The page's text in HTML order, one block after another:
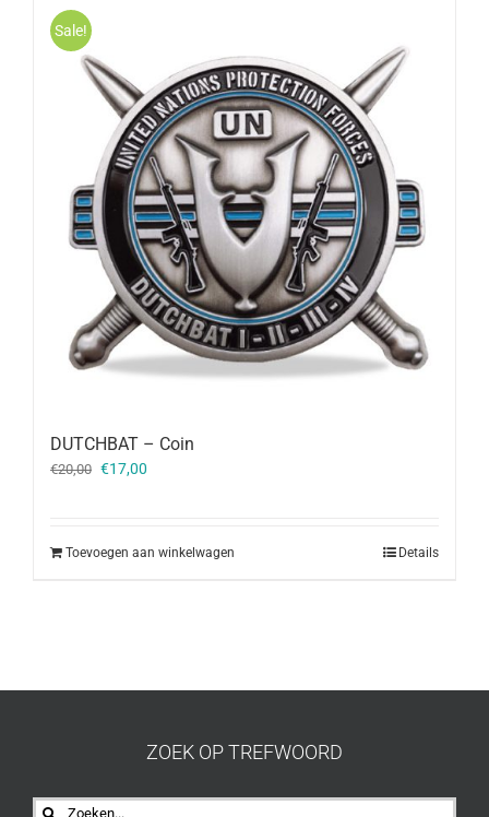
Sale!
DUTCHBAT – Coin
€20,00 Oorspronkelijke
€17,00
Toevoegen aan winkelwagen Details
ZOEK OP TREFWOORD
Zoeken